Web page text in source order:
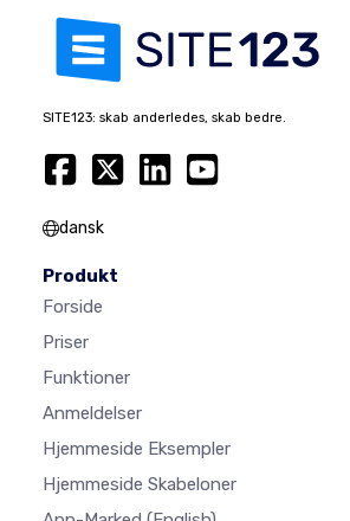
SITE123: skab anderledes, skab bedre.
dansk
Produkt
Forside
Priser
Funktioner
Anmeldelser
Hjemmeside Eksempler
Hjemmeside Skabeloner